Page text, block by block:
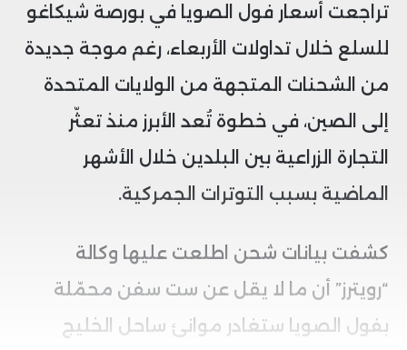
تراجعت أسعار فول الصويا في بورصة شيكاغو
للسلع خلال تداولات الأربعاء، رغم موجة جديدة
من الشحنات المتجهة من الولايات المتحدة
إلى الصين، في خطوة تُعد الأبرز منذ تعثّر
التجارة الزراعية بين البلدين خلال الأشهر
الماضية بسبب التوترات الجمركية.
كشفت بيانات شحن اطلعت عليها وكالة
“رويترز” أن ما لا يقل عن ست سفن محمّلة
بفول الصويا ستغادر موانئ ساحل الخليج